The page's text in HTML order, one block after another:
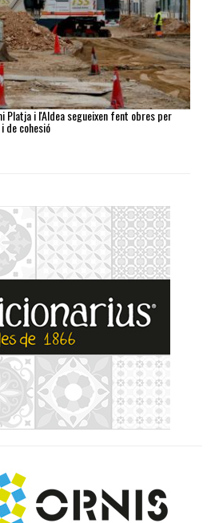
Platja i l'Aldea segueixen fent obres per
de cohesió